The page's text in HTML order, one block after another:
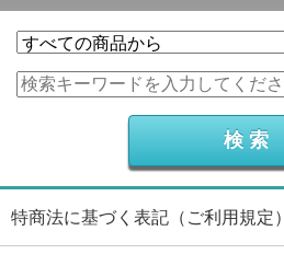
特商法に基づく表記（ご利用規定）